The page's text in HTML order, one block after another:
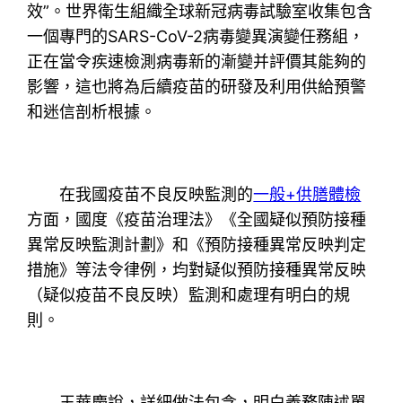
效”。世界衛生組織全球新冠病毒試驗室收集包含
一個專門的SARS-CoV-2病毒變異演變任務組，
正在當令疾速檢測病毒新的漸變并評價其能夠的
影響，這也將為后續疫苗的研發及利用供給預警
和迷信剖析根據。
在我國疫苗不良反映監測的一般+供膳體檢
方面，國度《疫苗治理法》《全國疑似預防接種
異常反映監測計劃》和《預防接種異常反映判定
措施》等法令律例，均對疑似預防接種異常反映
（疑似疫苗不良反映）監測和處理有明白的規
則。